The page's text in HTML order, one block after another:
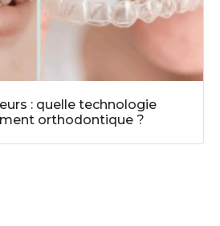
: quelle technologie
orthodontique ?